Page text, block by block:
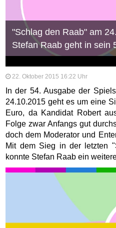
"Schlag den Raab" am
Stefan Raab geht in sein
22. Oktober 2015 16:22 Uhr
In der 54. Ausgabe der
24.10.2015 geht es um eine
Euro, da Kandidat Robert
Folge zwar Anfangs gut
doch dem Moderator und
Mit dem Sieg in der letzten
konnte Stefan Raab ein